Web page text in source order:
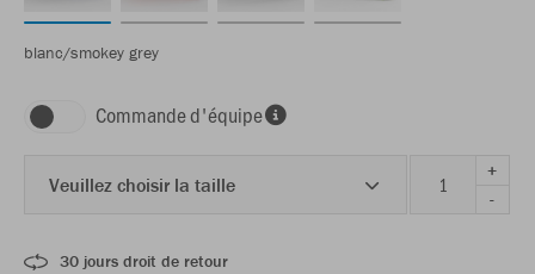
blanc/smokey grey
Commande d'équipe
Veuillez choisir la taille
+
-
30 jours droit de retour